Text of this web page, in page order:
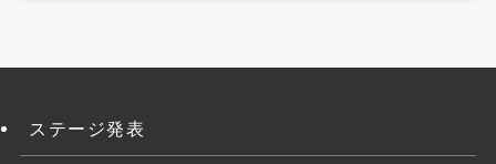
ステージ発表